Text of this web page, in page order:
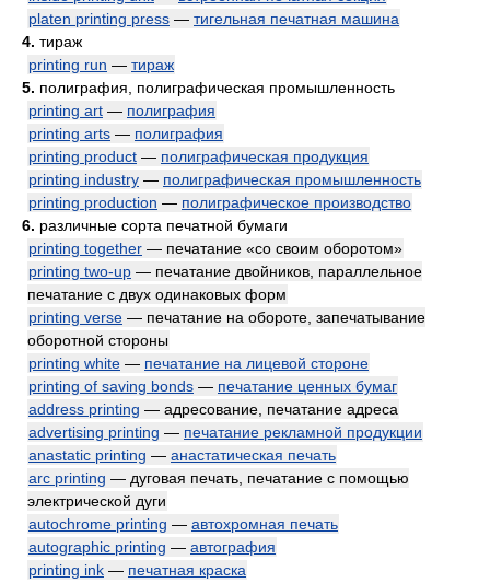
platen printing press — тигельная печатная машина
4. тираж
printing run — тираж
5. полиграфия, полиграфическая промышленность
printing art — полиграфия
printing arts — полиграфия
printing product — полиграфическая продукция
printing industry — полиграфическая промышленность
printing production — полиграфическое производство
6. различные сорта печатной бумаги
printing together — печатание «со своим оборотом»
printing two-up — печатание двойников, параллельное
печатание с двух одинаковых форм
printing verse — печатание на обороте, запечатывание
оборотной стороны
printing white — печатание на лицевой стороне
printing of saving bonds — печатание ценных бумаг
address printing — адресование, печатание адреса
advertising printing — печатание рекламной продукции
anastatic printing — анастатическая печать
arc printing — дуговая печать, печатание с помощью
электрической дуги
autochrome printing — автохромная печать
autographic printing — автография
printing ink — печатная краска